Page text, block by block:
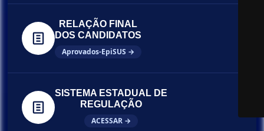
RELAÇÃO FINAL
DOS CANDIDATOS
Aprovados-EpiSUS →
SISTEMA ESTADUAL DE
REGULAÇÃO
ACESSAR →